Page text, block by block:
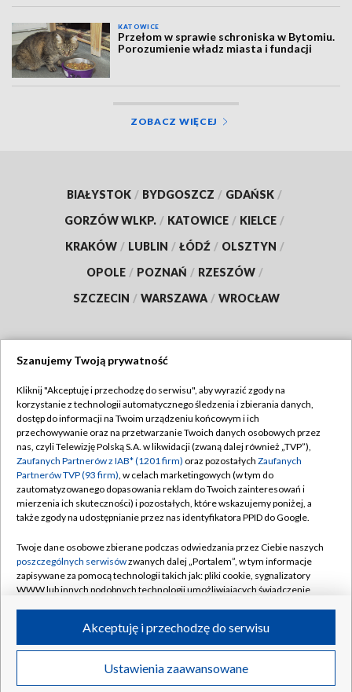
KATOWICE
Przełom w sprawie schroniska w Bytomiu.
Porozumienie władz miasta i fundacji
ZOBACZ WIĘCEJ
BIAŁYSTOK / BYDGOSZCZ / GDAŃSK /
GORZÓW WLKP. / KATOWICE / KIELCE /
KRAKÓW / LUBLIN / ŁÓDŹ / OLSZTYN /
OPOLE / POZNAŃ / RZESZÓW /
SZCZECIN / WARSZAWA / WROCŁAW
TVP
Abonament TVP
Emisja w TVP
Centrum informacji TVP
Naziemna Telewizja Cyfrowa
Rada Programowa
System NOS
Informacje o nadawcy
Program dla prasy
Ogłoszenie przetargowe
Regulamin TVP
Polityka prywatności
Moje zgody
Pomoc
Kontakt
Kanały
©2026 Telewizja Polska S.A. w likwidacji
Szanujemy Twoją prywatność
Kliknij "Akceptuję i przechodzę do serwisu", aby wyrazić zgody na
korzystanie z technologii automatycznego śledzenia i zbierania danych,
dostęp do informacji na Twoim urządzeniu końcowym i ich
przechowywanie oraz na przetwarzanie Twoich danych osobowych przez
nas, czyli Telewizję Polską S.A. w likwidacji (zwaną dalej również „TVP”),
Zaufanych Partnerów z IAB* (1201 firm) oraz pozostałych Zaufanych
Partnerów TVP (93 firm), w celach marketingowych (w tym do
zautomatyzowanego dopasowania reklam do Twoich zainteresowań i
mierzenia ich skuteczności) i pozostałych, które wskazujemy poniżej, a
także zgody na udostępnianie przez nas identyfikatora PPID do Google.
Twoje dane osobowe zbierane podczas odwiedzania przez Ciebie naszych
poszczególnych serwisówzwanych dalej „Portalem”, w tym informacje
zapisywane za pomocą technologii takich jak: pliki cookie, sygnalizatory
WWW lub innych podobnych technologii umożliwiających świadczenie
ruchu w Internecie.
Twoje dane osobowe zbierane podczas odwiedzania przez Ciebie
poszczególnych serwisówna Portalu, takie jak adresy IP, identyfikatory
Ustawienia zaawansowane
Akceptuję i przechodzę do serwisu